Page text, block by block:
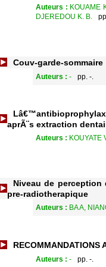
Auteurs : KOUAME
DJEREDOU K. B.
Couv-garde-sommaire
Auteurs : -
pp. -.
aprÃ¨s extraction
Auteurs : KOUYATE
Niveau de
pre-radiotherapique
Auteurs : BA A,
RECOMMANDATIONS
Auteurs : -
pp. -.